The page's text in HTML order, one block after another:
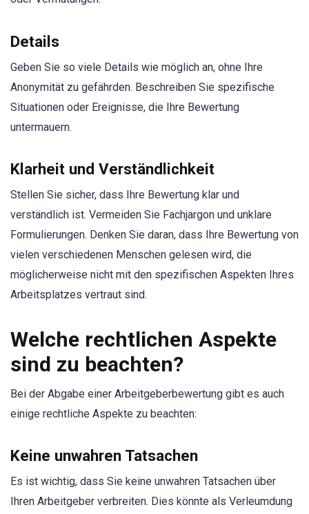
Details
Geben Sie so viele Details wie möglich an, ohne Ihre
Anonymität zu gefährden. Beschreiben Sie spezifische
Situationen oder Ereignisse, die Ihre Bewertung
untermauern.
Klarheit und Verständlichkeit
Stellen Sie sicher, dass Ihre Bewertung klar und
verständlich ist. Vermeiden Sie Fachjargon und unklare
Formulierungen. Denken Sie daran, dass Ihre Bewertung von
vielen verschiedenen Menschen gelesen wird, die
möglicherweise nicht mit den spezifischen Aspekten Ihres
Arbeitsplatzes vertraut sind.
Welche rechtlichen Aspekte
sind zu beachten?
Bei der Abgabe einer Arbeitgeberbewertung gibt es auch
einige rechtliche Aspekte zu beachten:
Keine unwahren Tatsachen
Es ist wichtig, dass Sie keine unwahren Tatsachen über
Ihren Arbeitgeber verbreiten. Dies könnte als Verleumdung